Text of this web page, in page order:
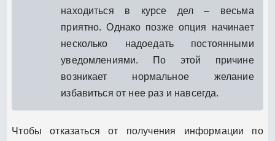
находиться в курсе дел – весьма
приятно. Однако позже опция начинает
несколько надоедать постоянными
уведомлениями. По этой причине
возникает нормальное желание
избавиться от нее раз и навсегда.
Чтобы отказаться от получения информации по